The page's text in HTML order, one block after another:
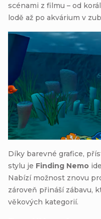
scénami z filmu – od
lodě až po akvárium v
Díky barevné grafice,
stylu je Finding Nemo
Nabízí možnost znovu
zároveň přináší zábavu,
věkových kategorií.